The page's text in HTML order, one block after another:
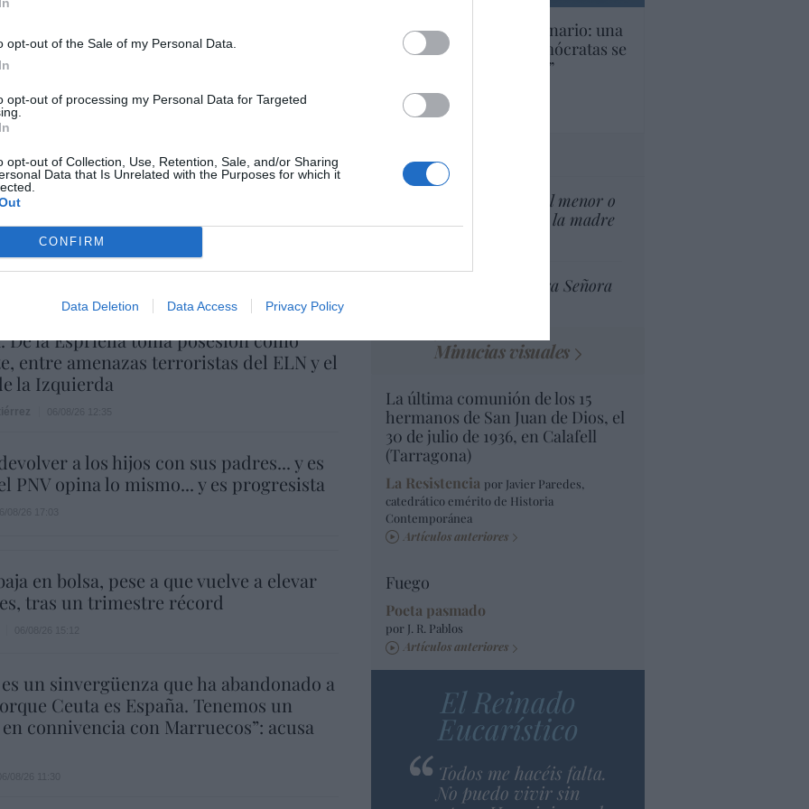
opt-out of the Sale of my Personal Data.
opt-out of processing my Personal Data for Targeted
opt-out of Collection, Use, Retention, Sale, and/or Sharing
Data that Is Unrelated with the Purposes for which it
CONFIRM
Data Deletion Data Access Privacy Policy
que sus acciones están infravaloradas
recompras
el penúltimo fiasco del Gobierno
escaso en reputación e influencia
se conforma con ser la número dos
06/08/26 12:41
De la Espriella toma posesión como
entre amenazas terroristas del ELN y el
la Izquierda
a los hijos con sus padres... y es
PNV opina lo mismo... y es progresista
en bolsa, pese a que vuelve a elevar
tras un trimestre récord
un sinvergüenza que ha abandonado a
Ceuta es España. Tenemos un
connivencia con Marruecos”: acusa
EEUU. Inquietante escenario: una
tercera parte de los demócratas se
define como “socialista”
por Ignacio Aguirre
Artículos anteriores
¿El Superior interés el menor o
el superior interés de la madre
Ceuta celebra Nuestra Señora
Minucias visuales
La última comunión de los 15
hermanos de San Juan de Dios, el
30 de julio de 1936, en Calafell
(Tarragona)
La Resistencia por Javier Paredes,
catedrático emérito de Historia
Contemporánea
Artículos anteriores
Fuego
Poeta pasmado
por J. R. Pablos
Artículos anteriores
El Reinado
Eucarístico
Todos me hacéis falta.
No puedo vivir sin